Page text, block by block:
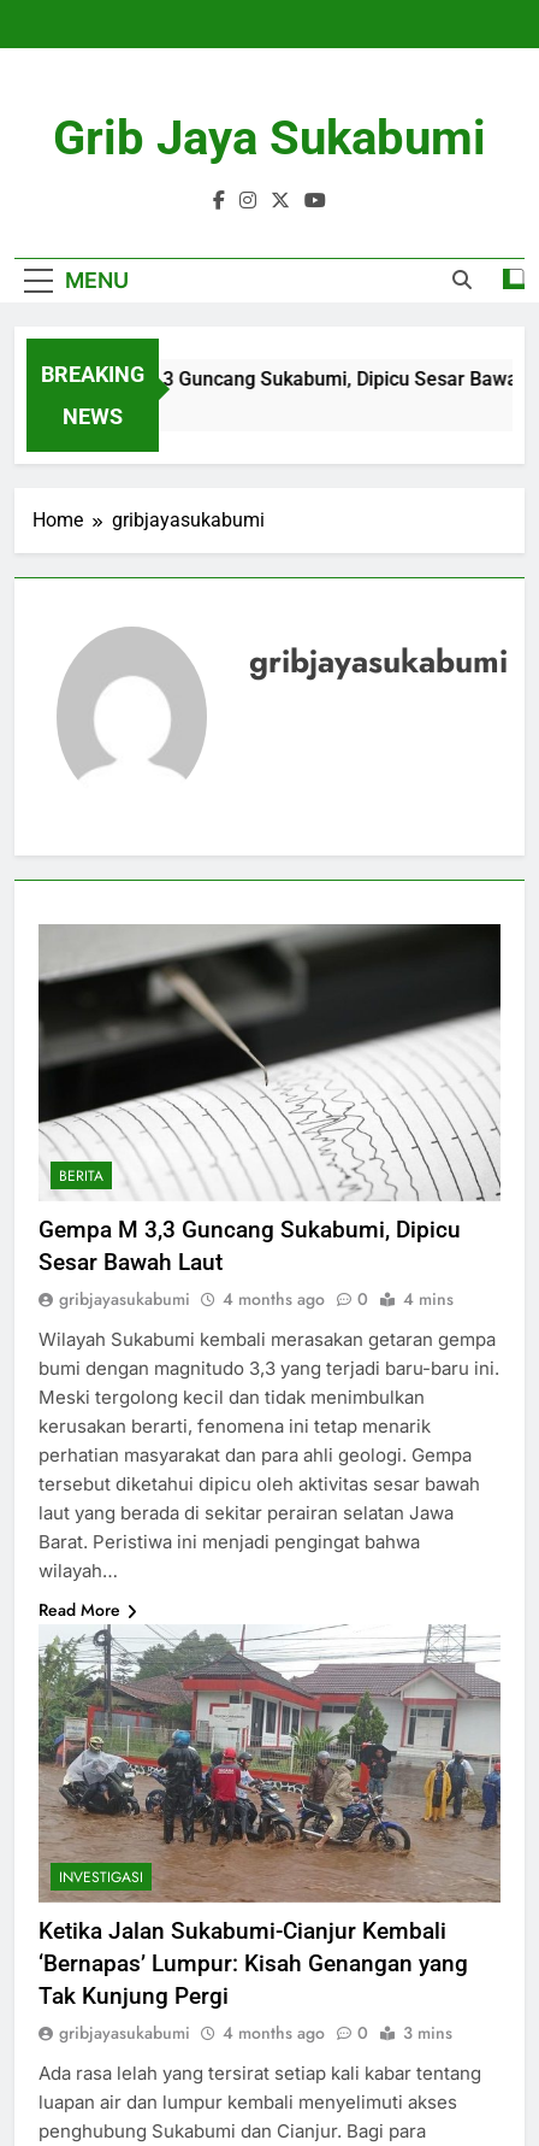
Grib Jaya Sukabumi
MENU
BREAKING
NEWS
Gempa M 3,3 Guncang Sukabumi, Dipicu Sesar Bawah Laut
4 Months Ago
Home gribjayasukabumi
gribjayasukabumi
BERITA
Gempa M 3,3 Guncang Sukabumi, Dipicu
Sesar Bawah Laut
gribjayasukabumi 4 months ago 0 4 mins
Wilayah Sukabumi kembali merasakan getaran gempa
bumi dengan magnitudo 3,3 yang terjadi baru-baru ini.
Meski tergolong kecil dan tidak menimbulkan
kerusakan berarti, fenomena ini tetap menarik
perhatian masyarakat dan para ahli geologi. Gempa
tersebut diketahui dipicu oleh aktivitas sesar bawah
laut yang berada di sekitar perairan selatan Jawa
Barat. Peristiwa ini menjadi pengingat bahwa
wilayah…
Read More
INVESTIGASI
Ketika Jalan Sukabumi-Cianjur Kembali
‘Bernapas’ Lumpur: Kisah Genangan yang
Tak Kunjung Pergi
gribjayasukabumi 4 months ago 0 3 mins
Ada rasa lelah yang tersirat setiap kali kabar tentang
luapan air dan lumpur kembali menyelimuti akses
penghubung Sukabumi dan Cianjur. Bagi para